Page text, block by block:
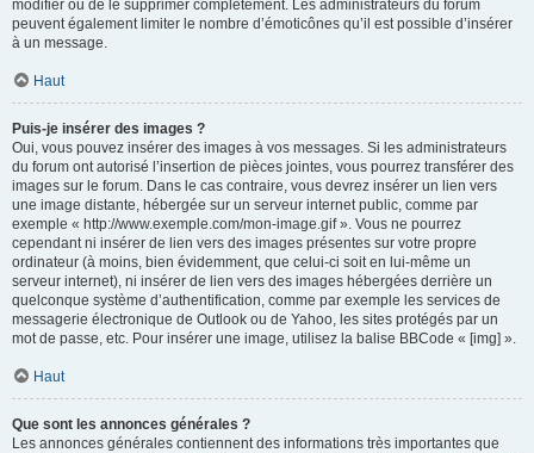
modifier ou de le supprimer complètement. Les administrateurs du forum
peuvent également limiter le nombre d’émoticônes qu’il est possible d’insérer
à un message.
Haut
Puis-je insérer des images ?
Oui, vous pouvez insérer des images à vos messages. Si les administrateurs
du forum ont autorisé l’insertion de pièces jointes, vous pourrez transférer des
images sur le forum. Dans le cas contraire, vous devrez insérer un lien vers
une image distante, hébergée sur un serveur internet public, comme par
exemple « http://www.exemple.com/mon-image.gif ». Vous ne pourrez
cependant ni insérer de lien vers des images présentes sur votre propre
ordinateur (à moins, bien évidemment, que celui-ci soit en lui-même un
serveur internet), ni insérer de lien vers des images hébergées derrière un
quelconque système d’authentification, comme par exemple les services de
messagerie électronique de Outlook ou de Yahoo, les sites protégés par un
mot de passe, etc. Pour insérer une image, utilisez la balise BBCode « [img] ».
Haut
Que sont les annonces générales ?
Les annonces générales contiennent des informations très importantes que